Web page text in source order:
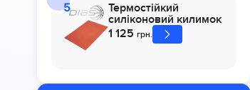
Термостійкий
силіконовий килимок
1 125 грн.